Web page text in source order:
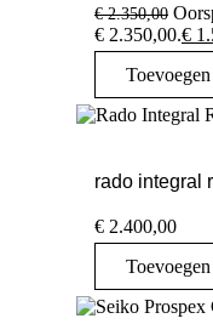
€2.350,00
€ 2.350,00.€
rado integral
€ 2.400,00